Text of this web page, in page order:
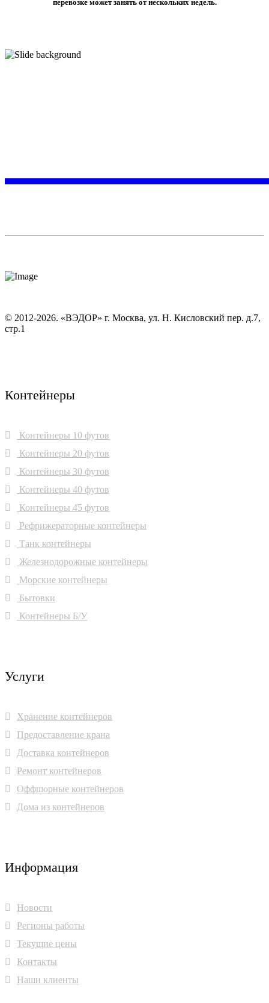
перевозке может занять от нескольких недель.
© 2012-2026. «ВЭДОР» г. Москва, ул. Н. Кисловский пер. д.7,
стр.1
Контейнеры
Контейнеры 10 футов
Контейнеры 20 футов
Контейнеры 30 футов
Контейнеры 40 футов
Контейнеры 45 футов
Рефрижераторные контейнеры
Танк контейнеры
Железнодорожные контейнеры
Морские контейнеры
Бытовки
Контейнеры Б/У
Услуги
Хранение контейнеров
Предоставление крана
Доставка контейнеров
Ремонт контейнеров
Оффшорные контейнеров
Дома из контейнеров
Информация
Новости
Регионы работы
Текущие цены
Контакты
Наши клиенты